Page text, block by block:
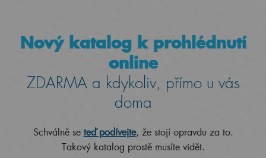
Nový katalog k prohlédnutí
online
ZDARMA a kdykoliv, přímo u vás
doma
Schválně se teď podívejte, že stojí opravdu za to.
Takový katalog prostě musíte vidět.